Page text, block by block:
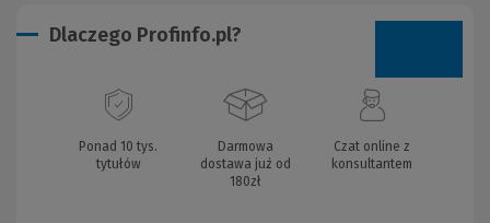
Dlaczego Profinfo.pl?
Ponad 10 tys.
tytułów
Darmowa
dostawa już od
180zł
Czat online z
konsultantem